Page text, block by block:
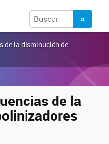
de la disminución de
de la